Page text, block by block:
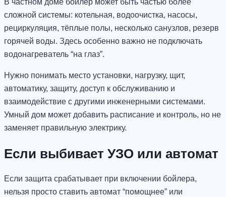
В частном доме бойлер может быть частью более
сложной системы: котельная, водоочистка, насосы,
рециркуляция, тёплые полы, несколько санузлов, резерв
горячей воды. Здесь особенно важно не подключать
водонагреватель “на глаз”.
Нужно понимать место установки, нагрузку, щит,
автоматику, защиту, доступ к обслуживанию и
взаимодействие с другими инженерными системами.
Умный дом может добавить расписание и контроль, но не
заменяет правильную электрику.
Если выбивает УЗО или автомат
Если защита срабатывает при включении бойлера,
нельзя просто ставить автомат “помощнее” или